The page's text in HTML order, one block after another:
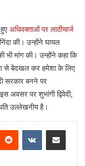
अधिवक्ताओं पर लाठीचार्ज
की। उन्होंने घायल
मांग की। उन्होंने कहा कि
से बेदखल कर हमेशा के लिए
सरकार बनने पर
अवसर पर शुभांगी द्विवेदी,
उल्लेखनीय है।
Reddit VKontakteShare via Email